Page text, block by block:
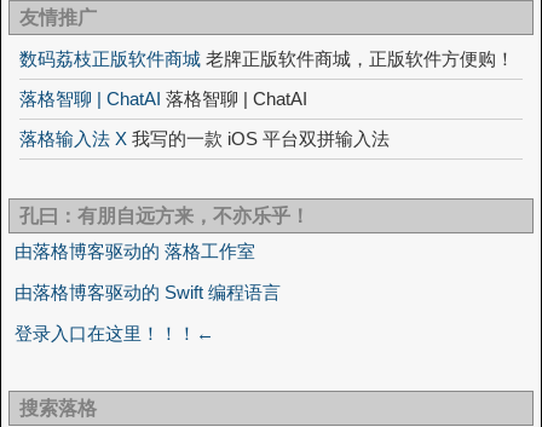
友情推广
数码荔枝正版软件商城 老牌正版软件商城，正版软件方便购！
落格智聊 | ChatAI 落格智聊 | ChatAI
落格输入法 X 我写的一款 iOS 平台双拼输入法
孔曰：有朋自远方来，不亦乐乎！
由落格博客驱动的 落格工作室
由落格博客驱动的 Swift 编程语言
登录入口在这里！！！←
搜索落格